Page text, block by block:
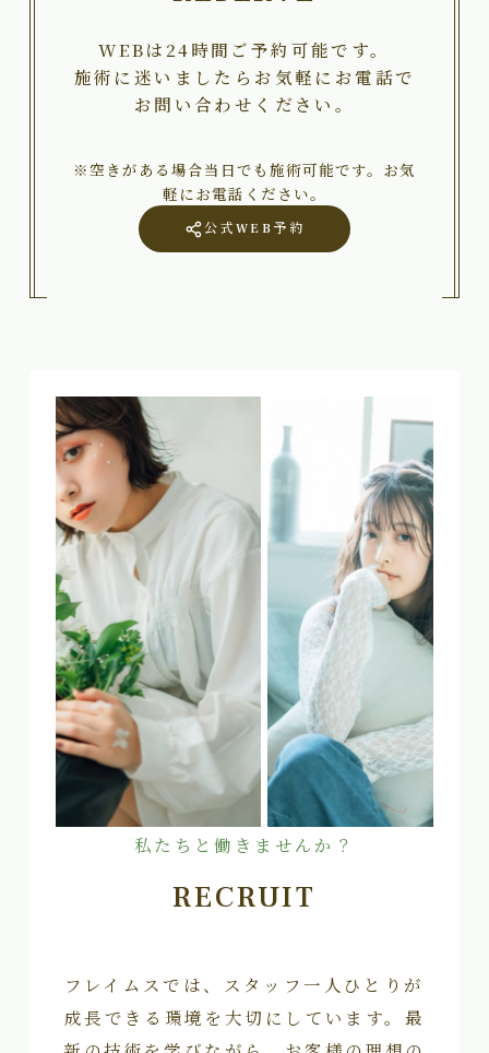
WEBは24時間ご予約可能です。
施術に迷いましたらお気軽にお電話で
お問い合わせください。
※空きがある場合当日でも施術可能です。お気
軽にお電話ください。
公式WEB予約
私たちと働きませんか？
RECRUIT
フレイムスでは、スタッフ一人ひとりが
成長できる環境を大切にしています。最